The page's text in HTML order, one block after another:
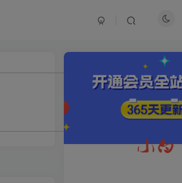
1.2W+人已阅读
育儿教学教培新玩法，AI
市场大，操作简单，变现
TOP1